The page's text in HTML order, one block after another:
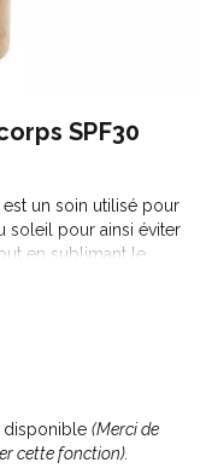
SPF30
est un soin utilisé pour
soleil pour ainsi éviter
en sublimant le
disponible (Merci de
cette fonction).